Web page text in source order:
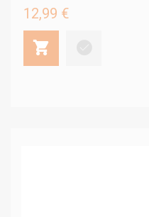
12,99 €